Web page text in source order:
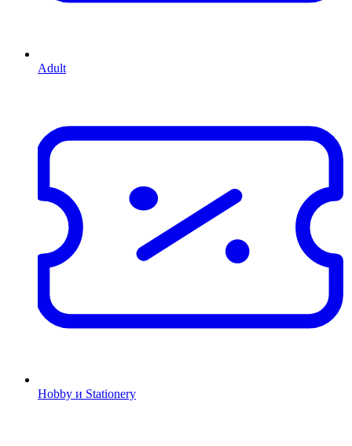
Adult
Hobby и Stationery